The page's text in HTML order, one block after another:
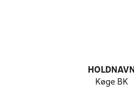
HOLDNAVN
Køge BK